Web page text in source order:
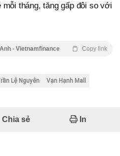
tháng, tăng gấp đôi so với
- Vietnamfinance Copy link
Lệ Nguyên
Vạn Hạnh Mall
Chia sẻ In